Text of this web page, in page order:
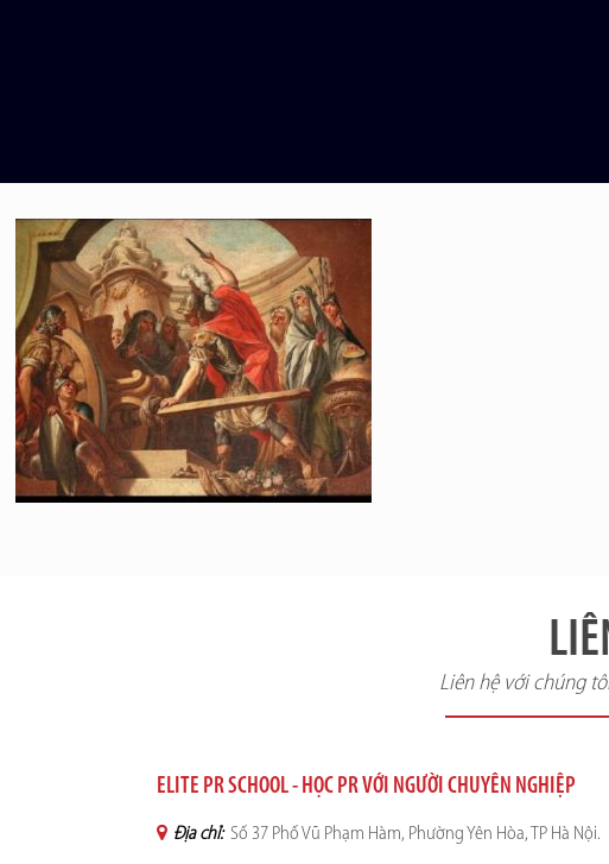
Liên hệ với chúng
ELITE PR SCHOOL - HỌC PR VỚI NGƯỜI CHUYÊN NGHIỆP
Địa chỉ: Số 37 Phố Vũ Phạm Hàm, Phường Yên Hòa, TP Hà Nội.